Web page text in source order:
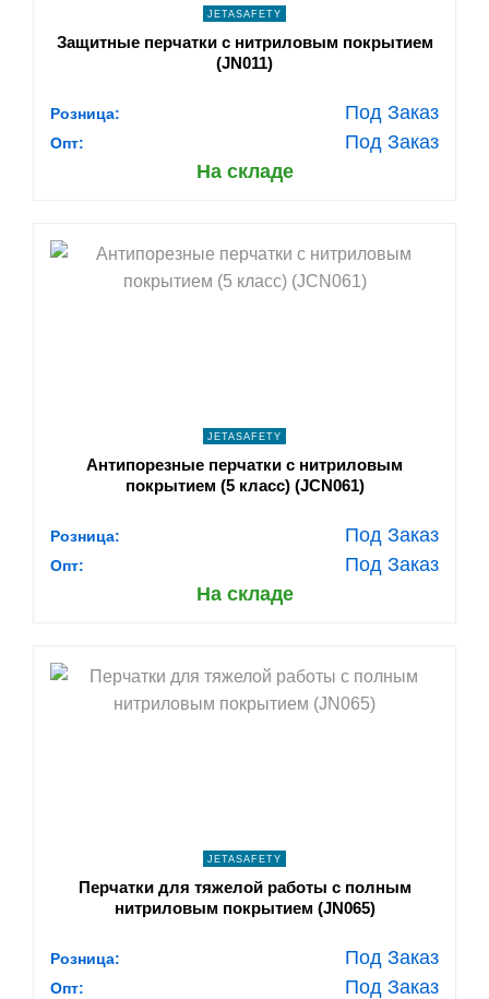
JETASAFETY
Защитные перчатки с нитриловым покрытием
(JN011)
Розница: Под Заказ
Опт:
Под Заказ
На складе
shopping_cart В КОРЗИНУ
JETASAFETY
Антипорезные перчатки с нитриловым
покрытием (5 класс) (JCN061)
Розница: Под Заказ
Опт:
Под Заказ
На складе
shopping_cart В КОРЗИНУ
JETASAFETY
Перчатки для тяжелой работы с полным
нитриловым покрытием (JN065)
Розница: Под Заказ
Опт:
Под Заказ